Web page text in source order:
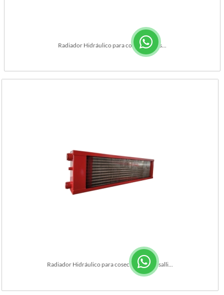
Radiador Hidráulico para cosechadoras...
Radiador Hidráulico para cosechadora Vassalli...